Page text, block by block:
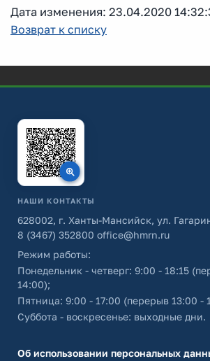
Дата изменения: 23.04.2020
Возврат к списку
НАШИ КОНТАКТЫ
628002, г. Ханты-Мансийск, ул.
8 (3467) 352800 office@hmrn.ru
Режим работы:
Понедельник - четверг: 9:00 - 18:15
14:00);
Пятница: 9:00 - 17:00 (перерыв 13:00 -
Суббота - воскресенье: выходные дни.
Об использовании персональных